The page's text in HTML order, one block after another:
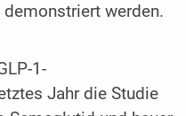
werden.
1-
Jahr die Studie